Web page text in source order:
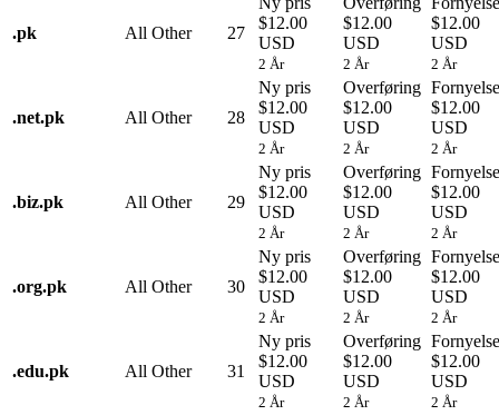
.pk All Other 27
$12.00
USD
2 År
$12.00
USD
2 År
$12.00
USD
2 År
.net.pk All Other 28
Ny pris
$12.00
USD
2 År
Overføring
$12.00
USD
2 År
Fornyelse
$12.00
USD
2 År
.biz.pk All Other 29
Ny pris
$12.00
USD
2 År
Overføring
$12.00
USD
2 År
Fornyelse
$12.00
USD
2 År
.org.pk All Other 30
Ny pris
$12.00
USD
2 År
Overføring
$12.00
USD
2 År
Fornyelse
$12.00
USD
2 År
.edu.pk All Other 31
Ny pris
$12.00
USD
2 År
Overføring
$12.00
USD
2 År
Fornyelse
$12.00
USD
2 År